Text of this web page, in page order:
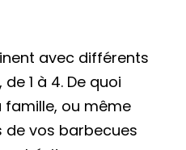
avec différents
1 à 4. De quoi
ou même
de vos barbecues